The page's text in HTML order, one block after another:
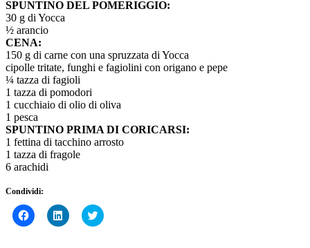
SPUNTINO DEL POMERIGGIO:
30 g di Yocca
½ arancio
CENA:
150 g di carne con una spruzzata di Yocca
cipolle tritate, funghi e fagiolini con origano e pepe
¼ tazza di fagioli
1 tazza di pomodori
1 cucchiaio di olio di oliva
1 pesca
SPUNTINO PRIMA DI CORICARSI:
1 fettina di tacchino arrosto
1 tazza di fragole
6 arachidi
Condividi:
Fai
clic
Fai
clic
Click
to